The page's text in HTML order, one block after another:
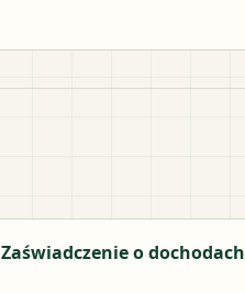
Zaświadczenie o dochodach